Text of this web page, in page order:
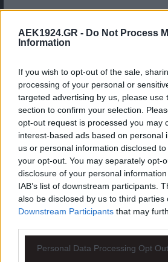
AEK1924.GR - Do Not Process
Information
If you wish to opt-out of the sale,
processing of your personal or
targeted advertising by us, please use
section to confirm your selection.
opt-out request is processed you may
interest-based ads based on personal
us or personal information disclosed
your opt-out. You may separately opt-
disclosure of your personal
IAB’s list of downstream participants.
also be disclosed by us to third parties
Downstream Participants that may
Personal Data Processing Opt
Δείτε αυτή τη δημοσίευση στο